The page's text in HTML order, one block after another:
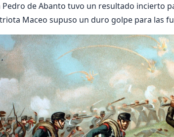
Pedro de Abanto tuvo un resultado incierto
Maceo supuso un duro golpe para las